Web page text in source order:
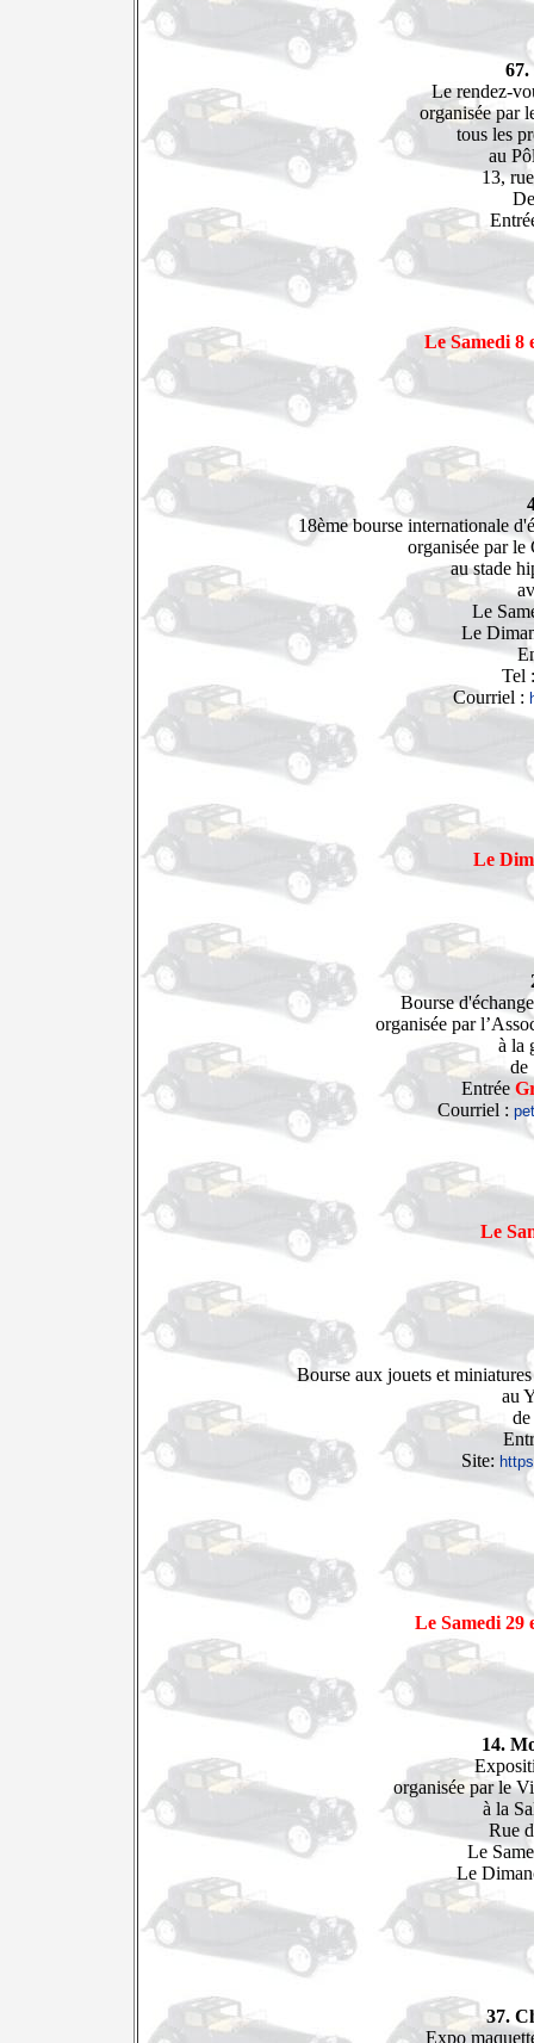
67.
Le rendez-
organisée par
tous les
au
13,
Le Samedi 8
18ème bourse internationale
organisée par le
au stade
Le
Le
Tel
Courriel :
Le
Bourse
organisée par
à la
de
Entrée
Courriel :
Le
Bourse aux jouets et
au
Site:
Le Samedi 29
14.
organisée par le
à la
Rue
Le
Le
37.
Expo